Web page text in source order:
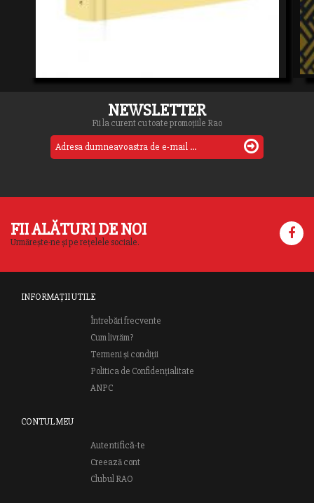
NEWSLETTER
Fii la curent cu toate promoțiile Rao
FII ALĂTURI DE NOI
Urmărește-ne și pe rețelele sociale.
INFORMAȚII UTILE
Întrebări frecvente
Cum livrăm?
Termeni și condiții
Politica de Confidențialitate
ANPC
CONTUL MEU
Autentifică-te
Creează cont
Clubul RAO